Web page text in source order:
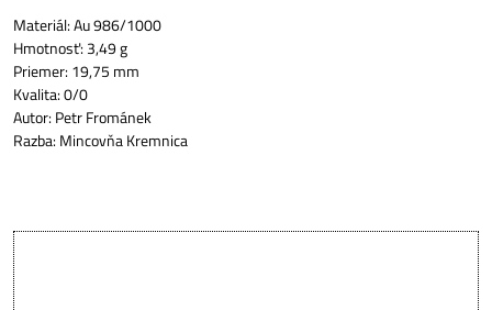
Materiál: Au 986/1000
Hmotnosť: 3,49 g
Priemer: 19,75 mm
Kvalita: 0/0
Autor: Petr Frománek
Razba: Mincovňa Kremnica